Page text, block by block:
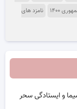
۱۴۰۰
نامزد های
و ایستادگی سحر